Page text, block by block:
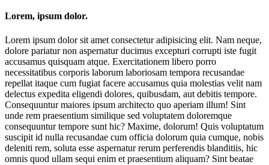
Lorem, ipsum dolor.
Lorem ipsum dolor sit amet consectetur adipisicing elit. Nam neque,
dolore pariatur non aspernatur ducimus excepturi corrupti iste fugit
accusamus quisquam atque. Exercitationem libero porro
necessitatibus corporis laborum laboriosam tempora recusandae
repellat itaque cum fugiat facere accusamus quia molestias velit nam
delectus expedita eligendi dolores, quibusdam, aut debitis tempore.
Consequuntur maiores ipsum architecto quo aperiam illum! Sint
unde rem praesentium similique sed voluptatem doloremque
consequuntur tempore sunt hic? Maxime, dolorum! Quis voluptatum
suscipit id nulla recusandae cum officia dolorum quia cumque, nobis
deleniti rem, soluta esse aspernatur rerum perferendis blanditiis, hic
omnis quod ullam sequi enim et praesentium aliquam? Sint beatae